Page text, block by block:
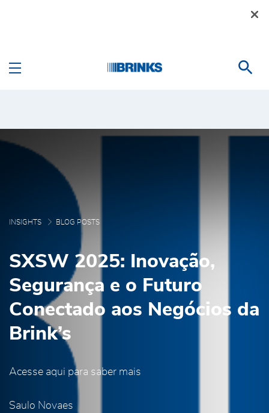
Blog Posts - Brink's
INSIGHTS BLOG POSTS
SXSW 2025: Inovação,
Segurança e o Futuro
Conectado aos Negócios da
Brink’s
Acesse aqui para saber mais
Saulo Novaes